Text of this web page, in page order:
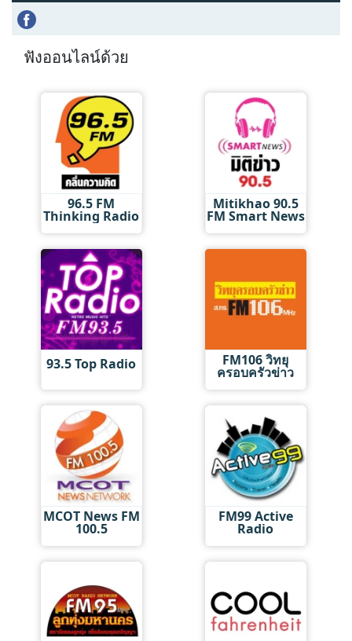
ฟังออนไลน์ด้วย
96.5 FM
Thinking Radio
Mitikhao 90.5
FM Smart News
93.5 Top Radio FM106 วิทยุ
ครอบครัวข่าว
MCOT News FM
100.5
FM99 Active
Radio